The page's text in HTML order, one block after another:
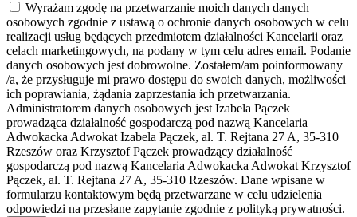
Wyrażam zgodę na przetwarzanie moich danych danych
osobowych zgodnie z ustawą o ochronie danych osobowych w celu
realizacji usług będących przedmiotem działalności Kancelarii oraz
celach marketingowych, na podany w tym celu adres email. Podanie
danych osobowych jest dobrowolne. Zostałem/am poinformowany
/a, że przysługuje mi prawo dostępu do swoich danych, możliwości
ich poprawiania, żądania zaprzestania ich przetwarzania.
Administratorem danych osobowych jest Izabela Pączek
prowadząca działalność gospodarczą pod nazwą Kancelaria
Adwokacka Adwokat Izabela Pączek, al. T. Rejtana 27 A, 35-310
Rzeszów oraz Krzysztof Pączek prowadzący działalność
gospodarczą pod nazwą Kancelaria Adwokacka Adwokat Krzysztof
Pączek, al. T. Rejtana 27 A, 35-310 Rzeszów. Dane wpisane w
formularzu kontaktowym będą przetwarzane w celu udzielenia
odpowiedzi na przesłane zapytanie zgodnie z polityką prywatności.